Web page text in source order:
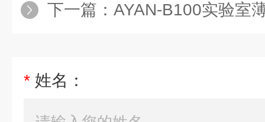
下一篇： AYAN-B100实验室薄膜
* 姓名：